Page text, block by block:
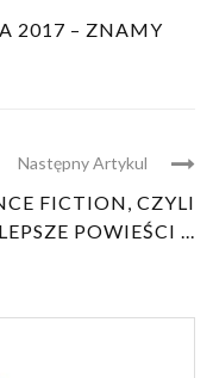
2017 – ZNAMY
Następny Artykul
FICTION, CZYLI
POWIEŚCI ...